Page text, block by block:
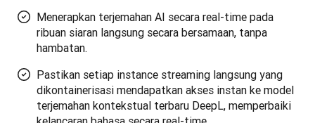
Menerapkan terjemahan AI secara real-time pada
ribuan siaran langsung secara bersamaan, tanpa
hambatan.
Pastikan setiap instance streaming langsung yang
dikontainerisasi mendapatkan akses instan ke model
terjemahan kontekstual terbaru DeepL, memperbaiki